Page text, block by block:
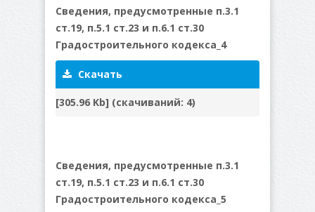
Сведения, предусмотренные п.3.1
ст.19, п.5.1 ст.23 и п.6.1 ст.30
Градостроительного кодекса_4
Скачать
[305.96 Kb] (cкачиваний: 4)
Сведения, предусмотренные п.3.1
ст.19, п.5.1 ст.23 и п.6.1 ст.30
Градостроительного кодекса_5